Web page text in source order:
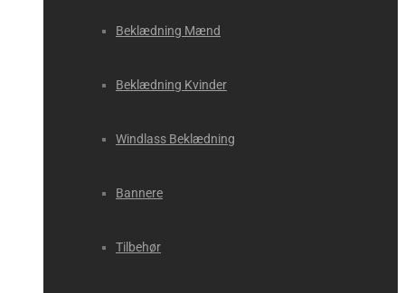
Beklædning Mænd
Beklædning Kvinder
Windlass Beklædning
Bannere
Tilbehør